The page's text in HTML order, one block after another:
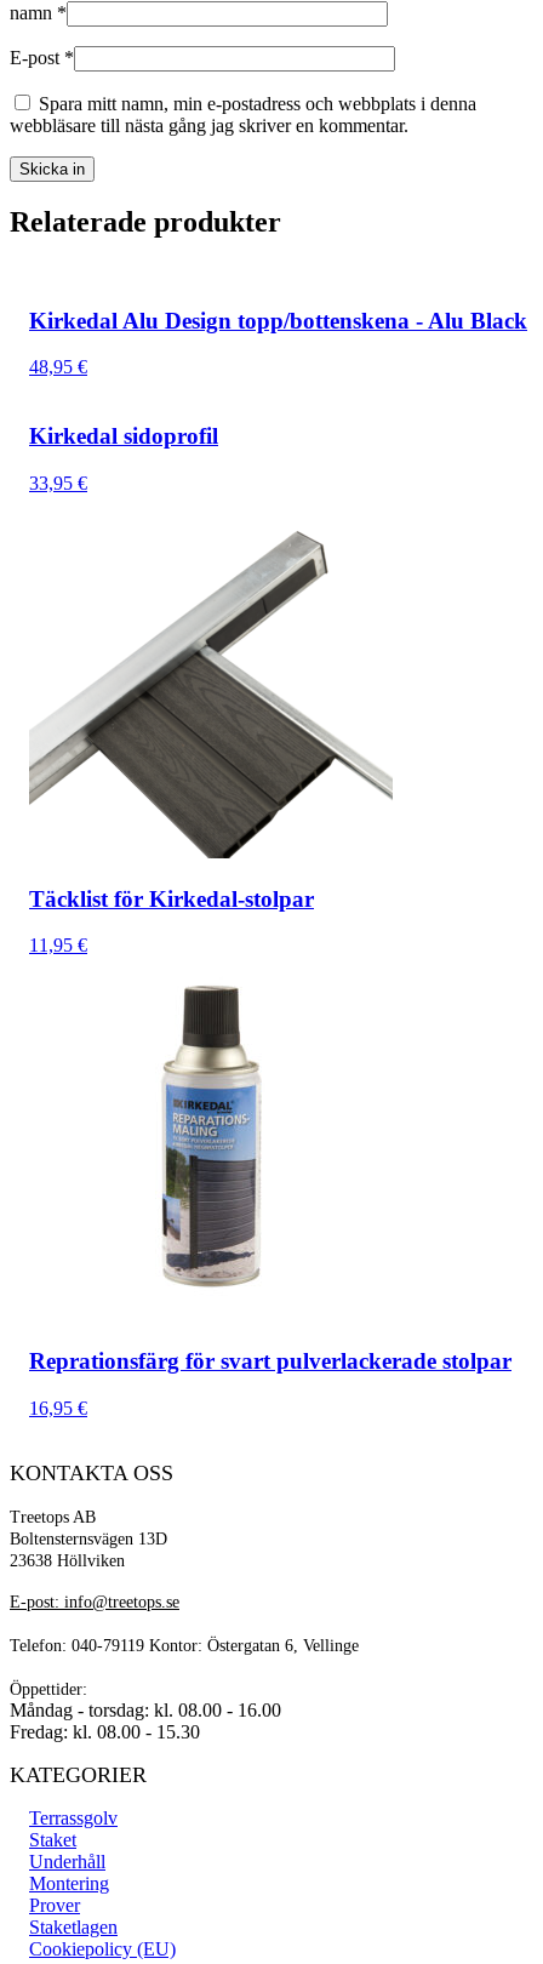
namn *
E-post *
Spara mitt namn, min e-postadress och webbplats i denna
webbläsare till nästa gång jag skriver en kommentar.
Relaterade produkter
Kirkedal Alu Design topp/bottenskena - Alu Black
48,95 €
Kirkedal sidoprofil
33,95 €
Täcklist för Kirkedal-stolpar
11,95 €
Reprationsfärg för svart pulverlackerade stolpar
16,95 €
KONTAKTA OSS
Treetops AB
Boltensternsvägen 13D
23638 Höllviken
E-post: info@treetops.se
Telefon: 040-79119 Kontor: Östergatan 6, Vellinge
Öppettider:
Måndag - torsdag: kl. 08.00 - 16.00
Fredag: kl. 08.00 - 15.30
KATEGORIER
Terrassgolv
Staket
Underhåll
Montering
Prover
Staketlagen
Cookiepolicy (EU)